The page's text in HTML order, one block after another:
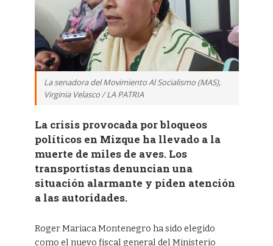
La senadora del Movimiento Al Socialismo (MAS),
Virginia Velasco / LA PATRIA
La crisis provocada por bloqueos
políticos en Mizque ha llevado a la
muerte de miles de aves. Los
transportistas denuncian una
situación alarmante y piden atención
a las autoridades.
Roger Mariaca Montenegro ha sido elegido
como el nuevo fiscal general del Ministerio